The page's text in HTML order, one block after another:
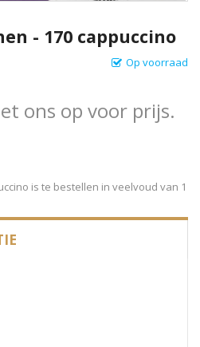
- 170 cappuccino
Op voorraad
ons op voor prijs.
is te bestellen in veelvoud van 1